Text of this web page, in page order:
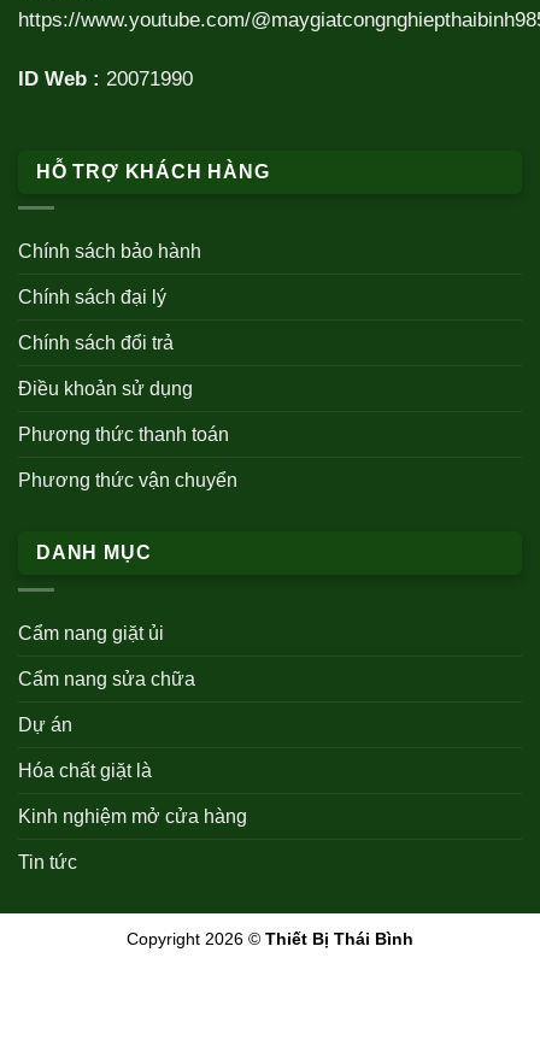
https://www.youtube.com/
ID Web : 20071990
HỖ TRỢ KHÁCH HÀNG
Chính sách bảo hành
Chính sách đại lý
Chính sách đổi trả
Điều khoản sử dụng
Phương thức thanh toán
Phương thức vận chuyển
DANH MỤC
Cẩm nang giặt ủi
Cẩm nang sửa chữa
Dự án
Hóa chất giặt là
Kinh nghiệm mở cửa hàng
Tin tức
Copyright 2026 © Thiết Bị Thái Bình